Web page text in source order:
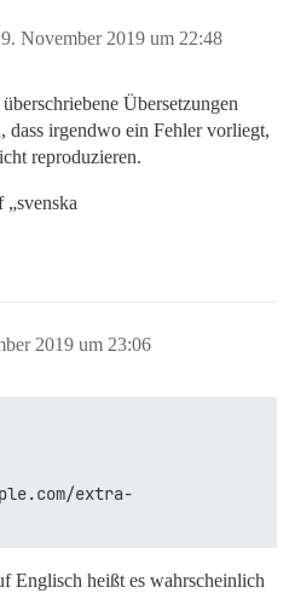
9. November 2019 um 22:48
Übersetzungen
dass irgendwo ein Fehler vorliegt,
reproduzieren.
„svenska
2019 um 23:06
extra-
Englisch heißt es wahrscheinlich